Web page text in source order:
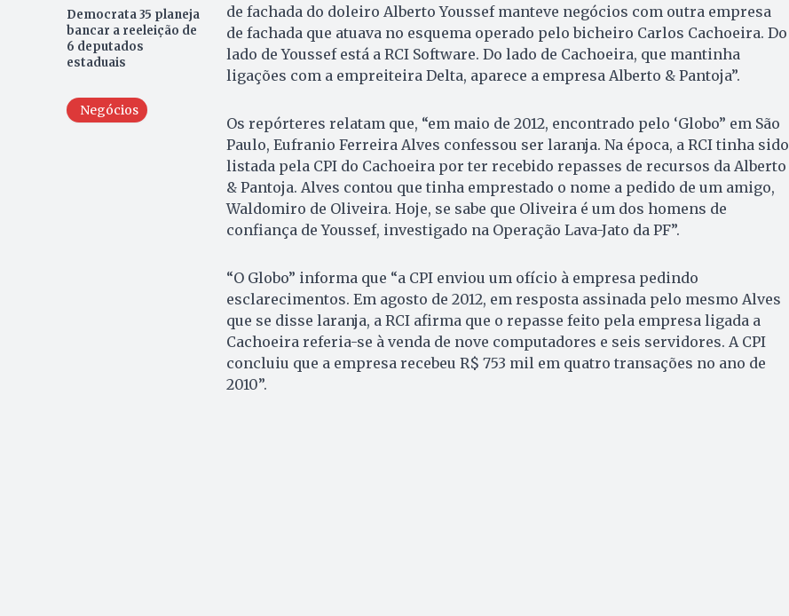
Democrata 35 planeja
bancar a reeleição de
6 deputados
estaduais
Negócios
de fachada do doleiro Alberto Youssef manteve negócios com outra empresa
de fachada que atuava no esquema operado pelo bicheiro Carlos Cachoeira. Do
lado de Youssef está a RCI Software. Do lado de Cachoeira, que mantinha
ligações com a empreiteira Delta, aparece a empresa Alberto & Pantoja”.
Os repórteres relatam que, “em maio de 2012, encontrado pelo ‘Globo” em São
Paulo, Eufranio Ferreira Alves confessou ser laranja. Na época, a RCI tinha sido
listada pela CPI do Cachoeira por ter recebido repasses de recursos da Alberto
& Pantoja. Alves contou que tinha emprestado o nome a pedido de um amigo,
Waldomiro de Oliveira. Hoje, se sabe que Oliveira é um dos homens de
confiança de Youssef, investigado na Operação Lava-Jato da PF”.
“O Globo” informa que “a CPI enviou um ofício à empresa pedindo
esclarecimentos. Em agosto de 2012, em resposta assinada pelo mesmo Alves
que se disse laranja, a RCI afirma que o repasse feito pela empresa ligada a
Cachoeira referia-se à venda de nove computadores e seis servidores. A CPI
concluiu que a empresa recebeu R$ 753 mil em quatro transações no ano de
2010”.